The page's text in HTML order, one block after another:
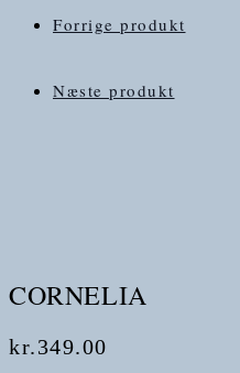
Forrige produkt
Næste produkt
CORNELIA
kr.349.00